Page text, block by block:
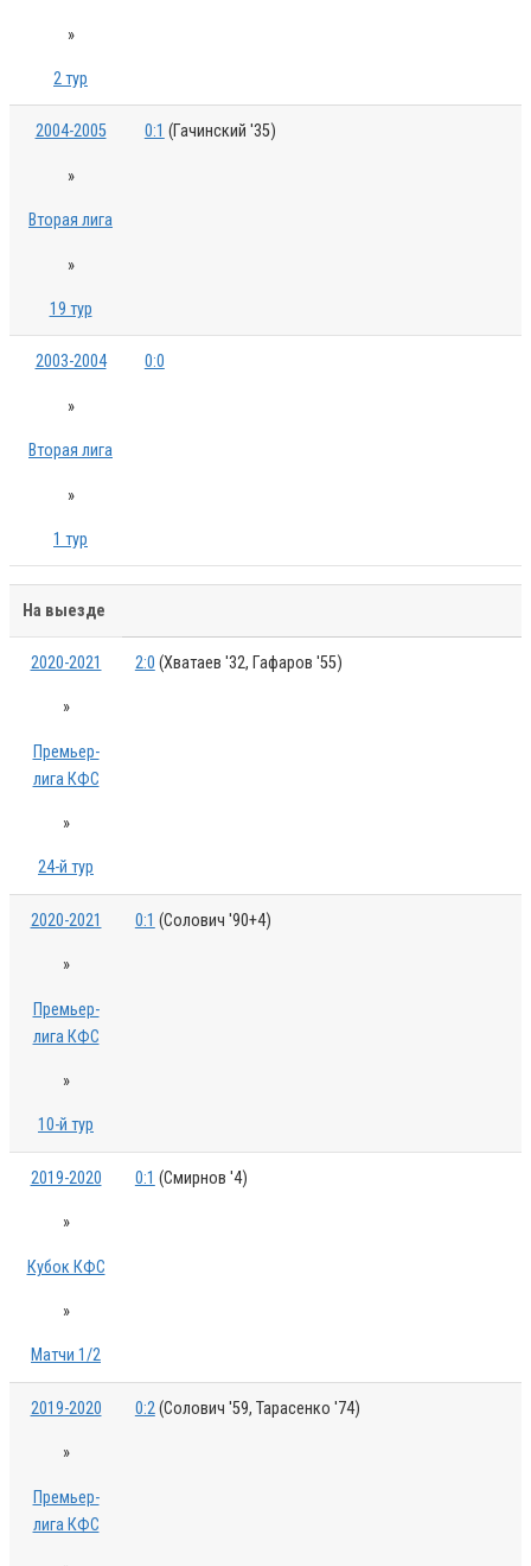
»
2 тур
2004-2005
»
Вторая лига
»
19 тур
0:1 (Гачинский '35)
2003-2004
»
Вторая лига
»
1 тур
0:0
На выезде
2020-2021
»
Премьер-
лига КФС
»
24-й тур
2:0 (Хватаев '32, Гафаров '55)
2020-2021
»
Премьер-
лига КФС
»
10-й тур
0:1 (Солович '90+4)
2019-2020
»
Кубок КФС
»
Матчи 1/2
0:1 (Смирнов '4)
2019-2020
»
Премьер-
лига КФС
0:2(Солович '59, Тарасенко '74)